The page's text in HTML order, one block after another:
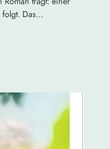
folgt. Das…